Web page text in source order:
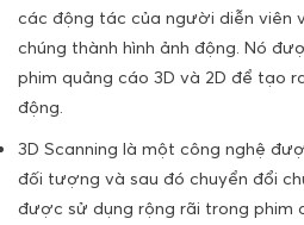
các động tác của người diễn viên
chúng thành hình ảnh động. Nó
phim quảng cáo 3D và 2D để tạo
động.
3D Scanning là một công nghệ
đối tượng và sau đó chuyển đổi
được sử dụng rộng rãi trong phim